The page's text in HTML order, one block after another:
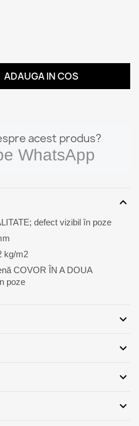
ADAUGA IN COS
acest produs?
WhatsApp
expand_more
defect vizibil în poze
kg/m2
COVOR ÎN A DOUA
poze
expand_more
expand_more
expand_more
expand_more